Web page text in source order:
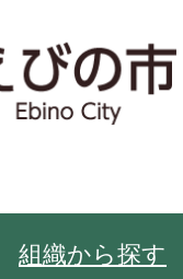
組織から探す